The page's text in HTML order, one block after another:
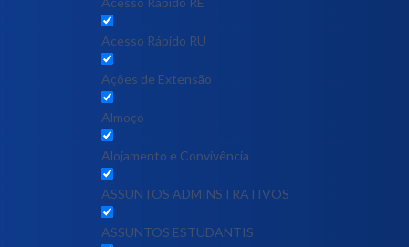
Acesso Rápido RU
Ações de Extensão
Almoço
Alojamento e Convivência
ASSUNTOS ADMINSTRATIVOS
ASSUNTOS ESTUDANTIS